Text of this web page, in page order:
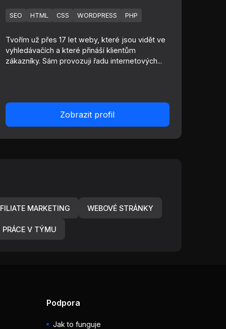
SEO HTML CSS WORDPRESS PHP
Tvořím už přes 17 let weby, které jsou vidět ve
vyhledávačích a které přináší klientům
zákazníky. Sám provozuji řadu internetových...
Zobrazit profil
MARKETING WEBOVÉ STRÁNKY
PRÁCE V TÝMU
Podpora
Jak to funguje